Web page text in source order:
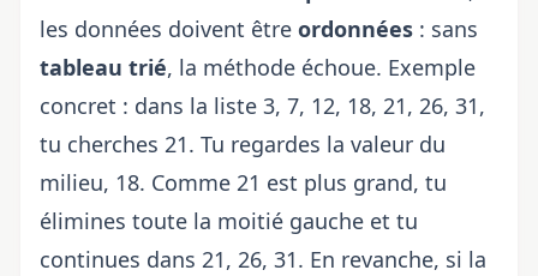
les données doivent être ordonnées : sans
tableau trié, la méthode échoue. Exemple
concret : dans la liste 3, 7, 12, 18, 21, 26, 31,
tu cherches 21. Tu regardes la valeur du
milieu, 18. Comme 21 est plus grand, tu
élimines toute la moitié gauche et tu
continues dans 21, 26, 31. En revanche, si la